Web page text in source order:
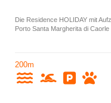
Die Residence HOLIDAY mit
Porto Santa Margherita di Caorle
200m